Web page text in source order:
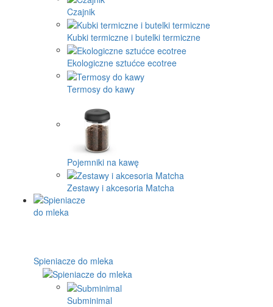
Czajnik
Kubki termiczne i butelki termiczne
Ekologiczne sztućce ecotree
Termosy do kawy
Pojemniki na kawę
Zestawy i akcesoria Matcha
Spieniacze do mleka
Subminimal